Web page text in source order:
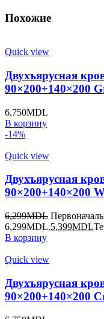
Похожие
Quick view
Двухъярусная
90×200+140×200
6,750MDL
В корзину
-14%
Quick view
Двухъярусная
90×200+140×200
6,299MDL
6,299MDL.5,399MDL
В корзину
Quick view
Двухъярусная
90×200+140×200